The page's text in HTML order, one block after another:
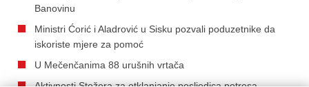
Banovinu
Ministri Ćorić i Aladrović u Sisku pozvali poduzetnike da
iskoriste mjere za pomoć
U Mečenčanima 88 urušnih vrtača